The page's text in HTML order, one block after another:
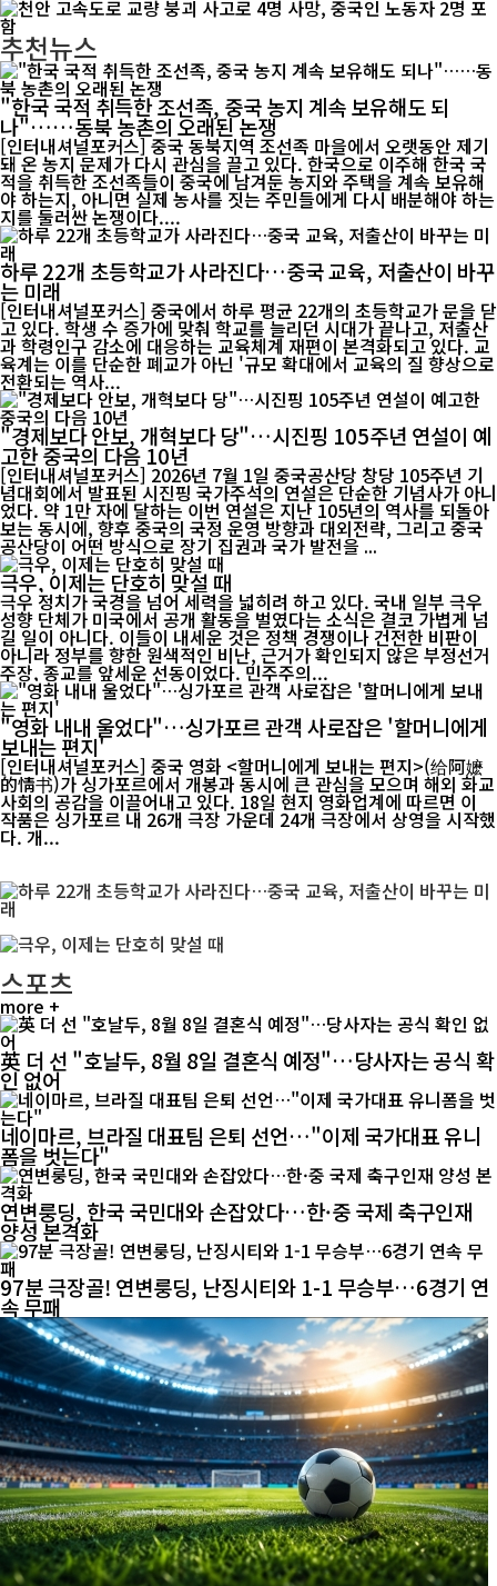
추천뉴스
"한국 국적 취득한 조선족, 중국 농지 계속 보유해도 되
나"……동북 농촌의 오래된 논쟁
[인터내셔널포커스] 중국 동북지역 조선족 마을에서 오랫동안 제기
돼 온 농지 문제가 다시 관심을 끌고 있다. 한국으로 이주해 한국 국
적을 취득한 조선족들이 중국에 남겨둔 농지와 주택을 계속 보유해
야 하는지, 아니면 실제 농사를 짓는 주민들에게 다시 배분해야 하는
지를 둘러싼 논쟁이다....
하루 22개 초등학교가 사라진다…중국 교육, 저출산이 바꾸
는 미래
[인터내셔널포커스] 중국에서 하루 평균 22개의 초등학교가 문을 닫
고 있다. 학생 수 증가에 맞춰 학교를 늘리던 시대가 끝나고, 저출산
과 학령인구 감소에 대응하는 교육체계 재편이 본격화되고 있다. 교
육계는 이를 단순한 폐교가 아닌 '규모 확대에서 교육의 질 향상으로
전환되는 역사...
"경제보다 안보, 개혁보다 당"…시진핑 105주년 연설이 예
고한 중국의 다음 10년
[인터내셔널포커스] 2026년 7월 1일 중국공산당 창당 105주년 기
념대회에서 발표된 시진핑 국가주석의 연설은 단순한 기념사가 아니
었다. 약 1만 자에 달하는 이번 연설은 지난 105년의 역사를 되돌아
보는 동시에, 향후 중국의 국정 운영 방향과 대외전략, 그리고 중국
공산당이 어떤 방식으로 장기 집권과 국가 발전을 ...
극우, 이제는 단호히 맞설 때
극우 정치가 국경을 넘어 세력을 넓히려 하고 있다. 국내 일부 극우
성향 단체가 미국에서 공개 활동을 벌였다는 소식은 결코 가볍게 넘
길 일이 아니다. 이들이 내세운 것은 정책 경쟁이나 건전한 비판이
아니라 정부를 향한 원색적인 비난, 근거가 확인되지 않은 부정선거
주장, 종교를 앞세운 선동이었다. 민주주의...
"영화 내내 울었다"…싱가포르 관객 사로잡은 '할머니에게
보내는 편지'
[인터내셔널포커스] 중국 영화 <할머니에게 보내는 편지>(给阿嬷
的情书)가 싱가포르에서 개봉과 동시에 큰 관심을 모으며 해외 화교
사회의 공감을 이끌어내고 있다. 18일 현지 영화업계에 따르면 이
작품은 싱가포르 내 26개 극장 가운데 24개 극장에서 상영을 시작했
다. 개...
스포츠
more +
英 더 선 "호날두, 8월 8일 결혼식 예정"…당사자는 공식 확
인 없어
네이마르, 브라질 대표팀 은퇴 선언…"이제 국가대표 유니
폼을 벗는다"
연변룽딩, 한국 국민대와 손잡았다…한·중 국제 축구인재
양성 본격화
97분 극장골! 연변룽딩, 난징시티와 1-1 무승부…6경기 연
속 무패